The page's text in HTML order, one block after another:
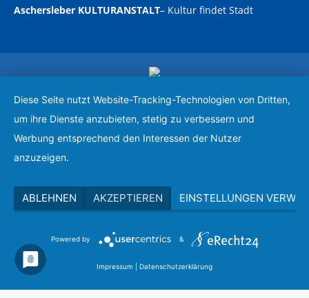
Aschersleber KULTURANSTALT– Kultur findet Stadt
Diese Seite nutzt Website-Tracking-Technologien von Dritten,
um ihre Dienste anzubieten, stetig zu verbessern und
Werbung entsprechend den Interessen der Nutzer
anzuzeigen.
ABLEHNEN AKZEPTIEREN EINSTELLUNGEN
Powered by &
Impressum Datenschutzerklärung